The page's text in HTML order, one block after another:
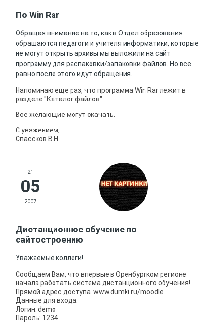
По Win Rar
Обращая внимание на то, как в Отдел образования
обращаются педагоги и учителя информатики, которые
не могут открыть архивы мы выложили на сайт
программу для распаковки/запаковки файлов. Но все
равно после этого идут обращения.
Напоминаю еще раз, что программа Win Rar лежит в
разделе "Каталог файлов".
Все желающие могут скачать.
С уважением,
Спассков В.Н.
21
05
2007
Дистанционное обучение по
сайтостроению
Уважаемые коллеги!
Сообщаем Вам, что впервые в Оренбургком регионе
начала работать система дистанционного обучения!
Прямой адрес доступа: www.dumki.ru/moodle
Данные для входа:
Логин: demo
Пароль: 1234